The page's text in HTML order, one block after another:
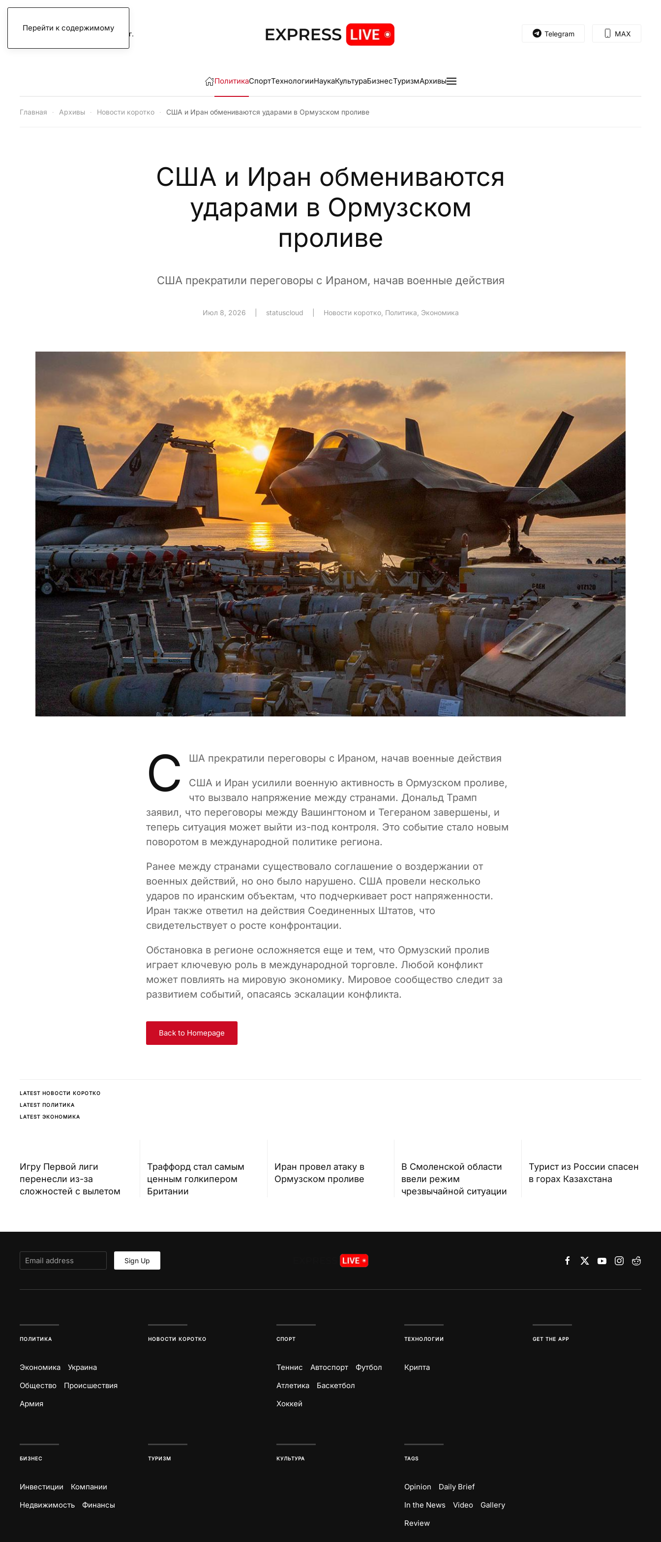
Перейти к содержимому
четверг, 6 августа 2026 г. Telegram MAX
ПолитикаСпортТехнологииНаукаКультураБизнесТуризмАрхивы
Главная Архивы Новости коротко США и Иран обмениваются ударами в Ормузском проливе
США и Иран обмениваются
ударами в Ормузском
проливе
США прекратили переговоры с Ираном, начав военные действия
Июл 8, 2026 statuscloud Новости коротко, Политика Экономика
С ША прекратили переговоры с Ираном, начав военные действия
США и Иран усилили военную активность в Ормузском проливе,
что вызвало напряжение между странами. Дональд Трамп
заявил, что переговоры между Вашингтоном и Тегераном завершены, и
теперь ситуация может выйти из-под контроля. Это событие стало новым
поворотом в международной политике региона.
Ранее между странами существовало соглашение о воздержании от
военных действий, но оно было нарушено. США провели несколько
ударов по иранским объектам, что подчеркивает рост напряженности.
Иран также ответил на действия Соединенных Штатов, что
свидетельствует о росте конфронтации.
Обстановка в регионе осложняется еще и тем, что Ормузский пролив
играет ключевую роль в международной торговле. Любой конфликт
может повлиять на мировую экономику. Мировое сообщество следит за
развитием событий, опасаясь эскалации конфликта.
Back to Homepage
LATEST НОВОСТИ КОРОТКО
LATEST ПОЛИТИКА
LATEST ЭКОНОМИКА
Игру Первой лиги
перенесли из-за
сложностей с вылетом
Траффорд стал самым
ценным голкипером
Британии
Иран провел атаку в
Ормузском проливе
В Смоленской области
ввели режим
чрезвычайной ситуации
Турист из России спасен
в горах Казахстана
Sign Up
ПОЛИТИКА
Экономика
Украина
Общество
Происшествия
Армия
НОВОСТИ КОРОТКО СПОРТ
Теннис Автоспорт
Футбол
Атлетика
Баскетбол
Хоккей
ТЕХНОЛОГИИ
Крипта
GET THE APP
БИЗНЕС
Инвестиции
Компании
Недвижимость
Финансы
ТУРИЗМ КУЛЬТУРА TAGS
Opinion
Daily Brief
In the News
Video
Gallery
Review